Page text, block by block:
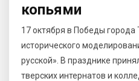
копьями
17 октября в Победы
исторического
русской». В празднике
тверских интернатов и